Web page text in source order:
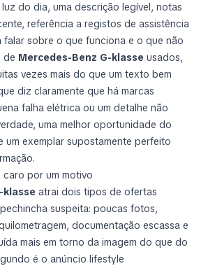
do dia, uma descrição legível, notas
referência a registos de assistência
sobre o que funciona e o que não
de Mercedes-Benz G-klasse usados,
vezes mais do que um texto bem
diz claramente que há marcas
falha elétrica ou um detalhe não
uma melhor oportunidade do
um exemplar supostamente perfeito
por um motivo
klasse atrai dois tipos de ofertas
suspeita: poucas fotos,
documentação escassa e
mais em torno da imagem do que do
é o anúncio lifestyle